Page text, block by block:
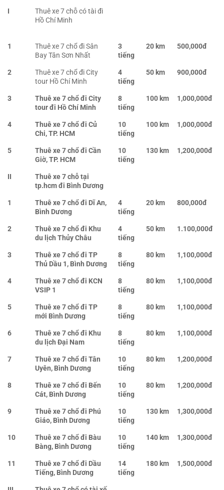
I
Thuê xe 7 chỗ có tài đi
Hồ Chí Minh
1
Thuê xe 7 chổ đi Sân
Bay Tân Sơn Nhất
3
tiếng
20 km 500,000đ
2
Thuê xe 7 chổ đi City
tour Hồ Chí Minh
4
tiếng
50 km 900,000đ
3
Thuê xe 7 chổ đi City
tour đi Hồ Chí Minh
8
tiếng
100 km 1,000,000đ
4
Thuê xe 7 chổ đi Củ
Chi, TP. HCM
10
tiếng
100 km 1,000,000đ
5
Thuê xe 7 chổ đi Cần
Giờ, TP. HCM
10
tiếng
130 km 1,200,000đ
II
Thuê xe 7 chỗ tại
tp.hcm đi Bình Dương
1
Thuê xe 7 chổ đi Dĩ An,
Bình Dương
4
tiếng
20 km 800,000đ
2
Thuê xe 7 chổ đi Khu
du lịch Thủy Châu
4
tiếng
50 km 1.100,000đ
3
Thuê xe 7 chổ đi TP
Thủ Dầu 1, Bình Dương
8
tiếng
80 km 1,100,000đ
4
Thuê xe 7 chổ đi KCN
VSIP 1
8
tiếng
80 km 1,100,000đ
5
Thuê xe 7 chổ đi TP
mới Bình Dương
8
tiếng
80 km 1,100,000đ
6
Thuê xe 7 chổ đi Khu
du lịch Đại Nam
8
tiếng
80 km 1,100,000đ
7
Thuê xe 7 chổ đi Tân
Uyên, Bình Dương
10
tiếng
80 km 1,200,000đ
8
Thuê xe 7 chổ đi Bến
Cát, Bình Dương
10
tiếng
80 km 1,200,000đ
9
Thuê xe 7 chổ đi Phú
Giáo, Bình Dương
10
tiếng
130 km 1,300,000đ
10
Thuê xe 7 chổ đi Bàu
Bàng, Bình Dương
10
tiếng
140 km 1,300,000đ
11
Thuê xe 7 chổ đi Dầu
Tiếng, Bình Dương
14
tiếng
180 km 1,500,000đ